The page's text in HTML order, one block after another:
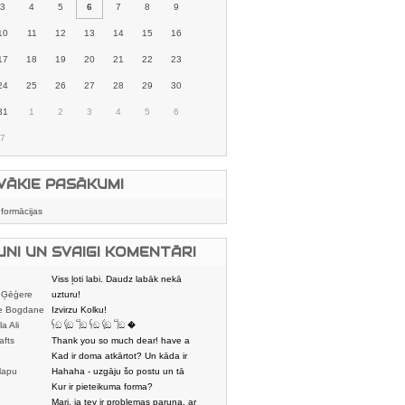
3 4 5 6 7 8 9
11 12 13 14 15 16
18 19 20 21 22 23
25 26 27 28 29 30
1 2 3 4 5 6
7
PASĀKUMI
UN SVAIGI KOMENTĀRI
Viss ļoti labi. Daudz labāk nekā
karstmaizīšu
uzturu!
Bogdane
Izvirzu Kolku!
Ali
𓌜ඞ 𓌱ඞ 𓌏ඞ 𓌜ඞ 𓌱ඞ 𓌏ඞ �
Thank you so much dear! have a
nice day
Kad ir doma atkārtot? Un kāda ir
aptuvenā dalī
Hahaha - uzgāju šo postu un tā
sasmējos. Četr
Kur ir pieteikuma forma?
Mari, ja tev ir problemas paruna, ar